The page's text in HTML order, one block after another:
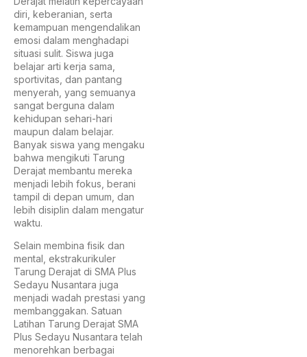
diri, keberanian, serta
kemampuan mengendalikan
emosi dalam menghadapi
situasi sulit. Siswa juga
belajar arti kerja sama,
sportivitas, dan pantang
menyerah, yang semuanya
sangat berguna dalam
kehidupan sehari-hari
maupun dalam belajar.
Banyak siswa yang mengaku
bahwa mengikuti Tarung
Derajat membantu mereka
menjadi lebih fokus, berani
tampil di depan umum, dan
lebih disiplin dalam mengatur
waktu.
Selain membina fisik dan
mental, ekstrakurikuler
Tarung Derajat di SMA Plus
Sedayu Nusantara juga
menjadi wadah prestasi yang
membanggakan. Satuan
Latihan Tarung Derajat SMA
Plus Sedayu Nusantara telah
menorehkan berbagai